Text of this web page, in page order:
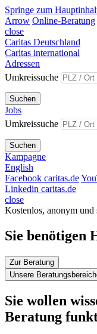
Springe zum
Arrow Online-Beratung
close
Caritas Deutschland
Caritas international
Adressen
Umkreissuche
Suchen
Jobs
Umkreissuche
Suchen
Kampagne
English
Facebook caritas.de
Linkedin caritas.de
close
Kostenlos, anonym und
Sie benötigen
Zur Beratung
Unsere
Sie wollen
Beratung